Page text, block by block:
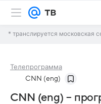
* транслируется московская
Телепрограмма
CNN (eng)
CNN (eng) –